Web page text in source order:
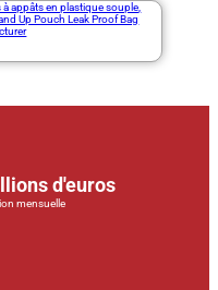
à appâts en plastique souple,
Up Pouch Leak Proof Bag
d'euros
mensuelle